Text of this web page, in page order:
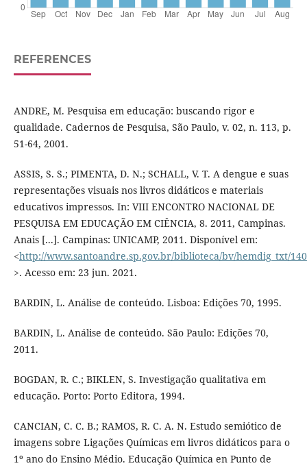
REFERENCES
ANDRE, M. Pesquisa em educação: buscando rigor e
qualidade. Cadernos de Pesquisa, São Paulo, v. 02, n. 113, p.
51-64, 2001.
ASSIS, S. S.; PIMENTA, D. N.; SCHALL, V. T. A dengue e suas
representações visuais nos livros didáticos e materiais
educativos impressos. In: VIII ENCONTRO NACIONAL DE
PESQUISA EM EDUCAÇÃO EM CIÊNCIA, 8. 2011, Campinas.
Anais [...]. Campinas: UNICAMP, 2011. Disponível em:
<http://www.santoandre.sp.gov.br/biblioteca/bv/hemdig_txt/
>. Acesso em: 23 jun. 2021.
BARDIN, L. Análise de conteúdo. Lisboa: Edições 70, 1995.
BARDIN, L. Análise de conteúdo. São Paulo: Edições 70,
2011.
BOGDAN, R. C.; BIKLEN, S. Investigação qualitativa em
educação. Porto: Porto Editora, 1994.
CANCIAN, C. C. B.; RAMOS, R. C. A. N. Estudo semiótico de
imagens sobre Ligações Químicas em livros didáticos para o
1º ano do Ensino Médio. Educação Química en Punto de